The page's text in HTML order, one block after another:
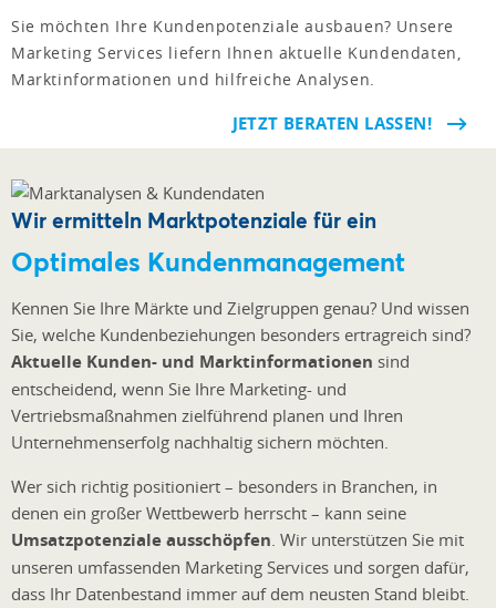
Sie möchten Ihre Kundenpotenziale ausbauen? Unsere
Marketing Services liefern Ihnen aktuelle Kundendaten,
Marktinformationen und hilfreiche Analysen.
JETZT BERATEN LASSEN!
Wir ermitteln Marktpotenziale für ein
Optimales Kundenmanagement
Kennen Sie Ihre Märkte und Zielgruppen genau? Und wissen
Sie, welche Kundenbeziehungen besonders ertragreich sind?
Aktuelle Kunden- und Marktinformationen sind
entscheidend, wenn Sie Ihre Marketing- und
Vertriebsmaßnahmen zielführend planen und Ihren
Unternehmenserfolg nachhaltig sichern möchten.
Wer sich richtig positioniert – besonders in Branchen, in
denen ein großer Wettbewerb herrscht – kann seine
Umsatzpotenziale ausschöpfen. Wir unterstützen Sie mit
unseren umfassenden Marketing Services und sorgen dafür,
dass Ihr Datenbestand immer auf dem neusten Stand bleibt.